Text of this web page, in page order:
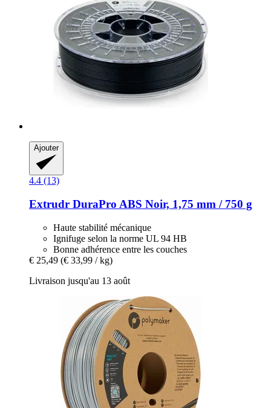
Ajouter
4.4 (13)
Extrudr DuraPro ABS Noir, 1,75 mm / 750 g
Haute stabilité mécanique
Ignifuge selon la norme UL 94 HB
Bonne adhérence entre les couches
€ 25,49 (€ 33,99 / kg)
Livraison jusqu'au 13 août